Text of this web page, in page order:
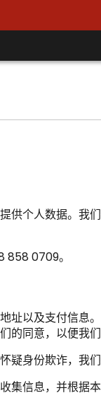
供个人数据。
858 0709。
以及支付信息
同意，以便我
身份欺诈，我们
信息，并根据